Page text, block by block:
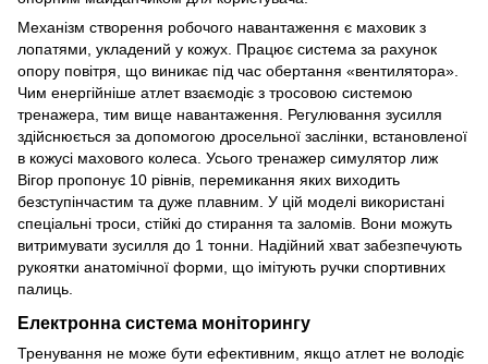
Механізм створення робочого навантаження є маховик з
лопатями, укладений у кожух. Працює система за рахунок
опору повітря, що виникає під час обертання «вентилятора».
Чим енергійніше атлет взаємодіє з тросовою системою
тренажера, тим вище навантаження. Регулювання зусилля
здійснюється за допомогою дросельної заслінки, встановленої
в кожусі махового колеса. Усього тренажер симулятор лиж
Вігор пропонує 10 рівнів, перемикання яких виходить
безступінчастим та дуже плавним. У цій моделі використані
спеціальні троси, стійкі до стирання та заломів. Вони можуть
витримувати зусилля до 1 тонни. Надійний хват забезпечують
рукоятки анатомічної форми, що імітують ручки спортивних
палиць.
Електронна система моніторингу
Тренування не може бути ефективним, якщо атлет не володіє